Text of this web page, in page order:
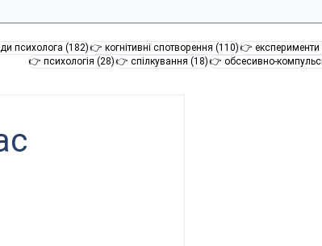
психолога (182)182 пости
👉 когнітивні спотворення (110)110 постів
👉 експерименти
👉 психологія (28)28 постів
👉 спілкування (18)18 постів
👉 обсесивно-